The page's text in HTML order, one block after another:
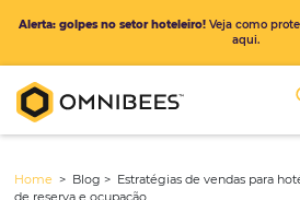
Alerta: golpes no setor hoteleiro!Veja